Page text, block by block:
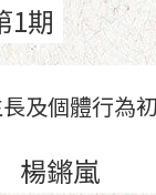
1期
及個體行為
楊鏘嵐